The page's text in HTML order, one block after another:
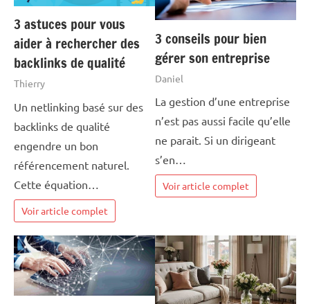
3 astuces pour vous
aider à rechercher des
backlinks de qualité
Thierry
Un netlinking basé sur des
backlinks de qualité
engendre un bon
référencement naturel.
Cette équation…
Voir article complet
3 conseils pour bien
gérer son entreprise
Daniel
La gestion d’une entreprise
n’est pas aussi facile qu’elle
ne parait. Si un dirigeant
s’en…
Voir article complet